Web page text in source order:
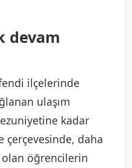
devam
ilçelerinde
ulaşım
kadar
çerçevesinde, daha
olan öğrencilerin